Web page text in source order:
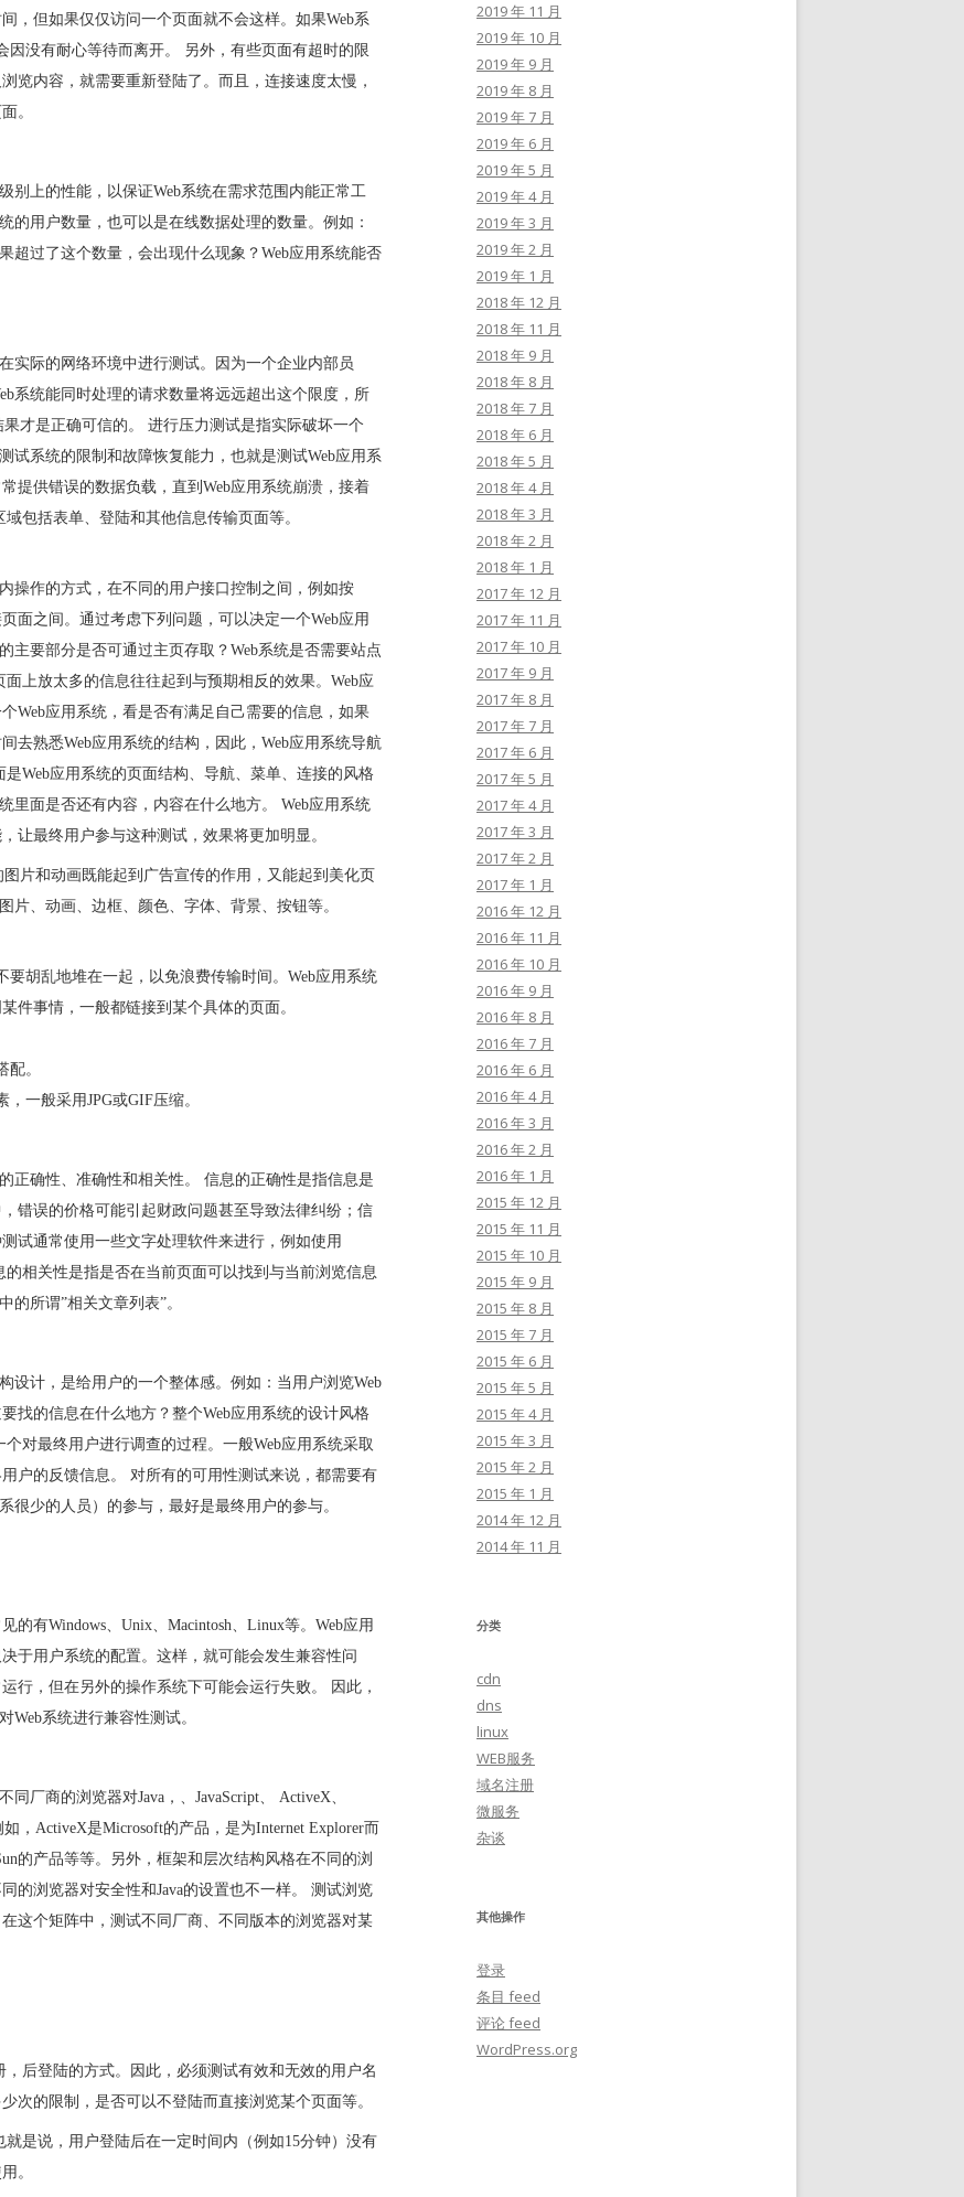
，但如果仅仅访问一个页面就不会这样。如果Web系
没有耐心等待而离开。 另外，有些页面有超时的限
览内容，就需要重新登陆了。而且，连接速度太慢，
。
别上的性能，以保证Web系统在需求范围内能正常工
的用户数量，也可以是在线数据处理的数量。例如：
超过了这个数量，会出现什么现象？Web应用系统能否
实际的网络环境中进行测试。因为一个企业内部员
系统能同时处理的请求数量将远远超出这个限度，所
才是正确可信的。 进行压力测试是指实际破坏一个
试系统的限制和故障恢复能力，也就是测试Web应用系
提供错误的数据负载，直到Web应用系统崩溃，接着
包括表单、登陆和其他信息传输页面等。
操作的方式，在不同的用户接口控制之间，例如按
面之间。通过考虑下列问题，可以决定一个Web应用
主要部分是否可通过主页存取？Web系统是否需要站点
上放太多的信息往往起到与预期相反的效果。Web应
Web应用系统，看是否有满足自己需要的信息，如果
去熟悉Web应用系统的结构，因此，Web应用系统导航
Web应用系统的页面结构、导航、菜单、连接的风格
里面是否还有内容，内容在什么地方。 Web应用系统
让最终用户参与这种测试，效果将更加明显。
片和动画既能起到广告宣传的作用，又能起到美化页
片、动画、边框、颜色、字体、背景、按钮等。
要胡乱地堆在一起，以免浪费传输时间。Web应用系统
件事情，一般都链接到某个具体的页面。
配。
一般采用JPG或GIF压缩。
正确性、准确性和相关性。 信息的正确性是指信息是
错误的价格可能引起财政问题甚至导致法律纠纷；信
试通常使用一些文字处理软件来进行，例如使用
的相关性是指是否在当前页面可以找到与当前浏览信息
的所谓”相关文章列表”。
设计，是给用户的一个整体感。例如：当用户浏览Web
找的信息在什么地方？整个Web应用系统的设计风格
对最终用户进行调查的过程。一般Web应用系统采取
户的反馈信息。 对所有的可用性测试来说，都需要有
很少的人员）的参与，最好是最终用户的参与。
的有Windows、Unix、Macintosh、Linux等。Web应用
于用户系统的配置。这样，就可能会发生兼容性问
行，但在另外的操作系统下可能会运行失败。 因此，
Web系统进行兼容性测试。
同厂商的浏览器对Java ，、 JavaScript、 ActiveX、
，ActiveX是Microsoft的产品，是为Internet Explorer而
的产品等等。另外，框架和层次结构风格在不同的浏
的浏览器对安全性和Java的设置也不一样。 测试浏览
这个矩阵中，测试不同厂商、不同版本的浏览器对某
，后登陆的方式。因此，必须测试有效和无效的用户名
次的限制，是否可以不登陆而直接浏览某个页面等。
就是说，用户登陆后在一定时间内（例如15分钟）没有
。
2019 年 11 月
2019 年 10 月
2019 年 9 月
2019 年 8 月
2019 年 7 月
2019 年 6 月
2019 年 5 月
2019 年 4 月
2019 年 3 月
2019 年 2 月
2019 年 1 月
2018 年 12 月
2018 年 11 月
2018 年 9 月
2018 年 8 月
2018 年 7 月
2018 年 6 月
2018 年 5 月
2018 年 4 月
2018 年 3 月
2018 年 2 月
2018 年 1 月
2017 年 12 月
2017 年 11 月
2017 年 10 月
2017 年 9 月
2017 年 8 月
2017 年 7 月
2017 年 6 月
2017 年 5 月
2017 年 4 月
2017 年 3 月
2017 年 2 月
2017 年 1 月
2016 年 12 月
2016 年 11 月
2016 年 10 月
2016 年 9 月
2016 年 8 月
2016 年 7 月
2016 年 6 月
2016 年 4 月
2016 年 3 月
2016 年 2 月
2016 年 1 月
2015 年 12 月
2015 年 11 月
2015 年 10 月
2015 年 9 月
2015 年 8 月
2015 年 7 月
2015 年 6 月
2015 年 5 月
2015 年 4 月
2015 年 3 月
2015 年 2 月
2015 年 1 月
2014 年 12 月
2014 年 11 月
分类
cdn
dns
linux
WEB服务
域名注册
微服务
杂谈
其他操作
登录
条目 feed
评论 feed
WordPress.org